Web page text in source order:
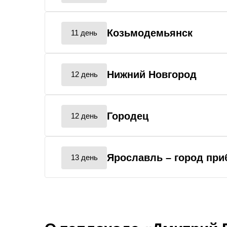
11 день Козьмодемьянск
12 день Нижний Новгород
12 день Городец
13 день Ярославль – город